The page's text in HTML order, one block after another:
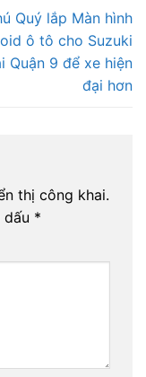
Quý lắp Màn hình
ô tô cho Suzuki
Quận 9 để xe hiện
đại hơn
thị công khai.
*